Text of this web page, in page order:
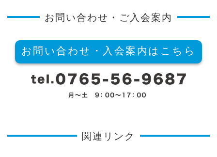
お問い合わせ・ご入会案内
お問い合わせ・入会案内はこちら
関連リンク